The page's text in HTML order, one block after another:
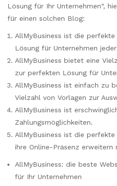
Lösung für Ihr Unternehmen“,
für einen solchen Blog:
AllMyBusiness ist die
Lösung für Unternehmen
AllMyBusiness bietet eine
zur perfekten Lösung für
AllMyBusiness ist einfach zu
Vielzahl von Vorlagen zur
AllMyBusiness ist
Zahlungsmöglichkeiten.
AllMyBusiness ist die
ihre Online-Präsenz erweitern
AllMyBusiness: die beste
für Ihr Unternehmen